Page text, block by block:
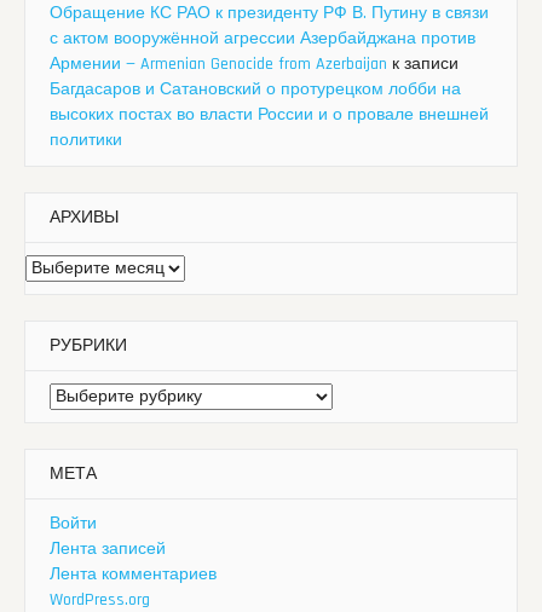
Обращение КС РАО к президенту РФ В. Путину в связи
с актом вооружённой агрессии Азербайджана против
Армении — Armenian Genocide from Azerbaijan к записи
Багдасаров и Сатановский о протурецком лобби на
высоких постах во власти России и о провале внешней
политики
АРХИВЫ
Архивы
РУБРИКИ
Рубрики
МЕТА
Войти
Лента записей
Лента комментариев
WordPress.org